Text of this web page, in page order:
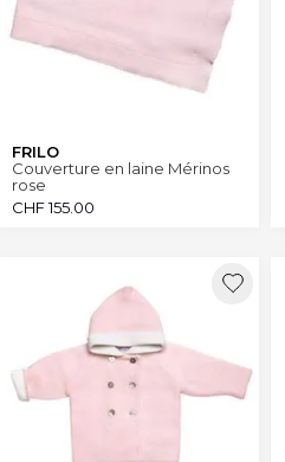
FRILO
Couverture en laine Mérinos
rose
CHF155.00